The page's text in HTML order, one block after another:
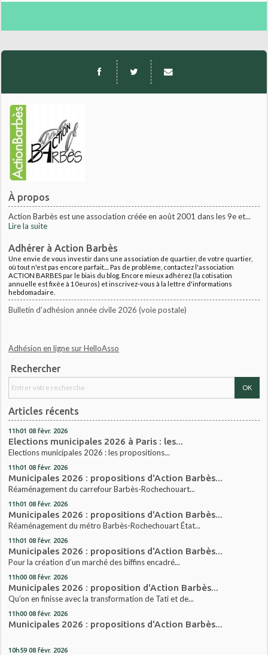
À propos
Action Barbès est une association créée en août 2001 dans les 9e et...
Lire la suite
Adhérer à Action Barbès
Une envie de vous investir dans une association de quartier, de votre quartier,
où tout n'est pas encore parfait.... Pas de problème, contactez l'association
ACTION BARBES par le biais du blog. Encore mieux adhérez (la cotisation
annuelle est fixée à 10euros) et inscrivez-vous à la lettre d'informations
hebdomadaire.
Bulletin d'adhésion année civile 2026 (voie postale)
Adhésion en ligne sur HelloAsso
Rechercher
Articles récents
11h01 08 févr. 2026
Elections municipales 2026 à Paris : les...
Elections municipales 2026 : les propositions...
11h01 08 févr. 2026
Municipales 2026 : propositions d'Action Barbès...
Réaménagement du carrefour Barbès-Rochechouart...
11h01 08 févr. 2026
Municipales 2026 : propositions d'Action Barbès...
Réaménagement du métro Barbès-Rochechouart État...
11h01 08 févr. 2026
Municipales 2026 : propositions d'Action Barbès...
Pour la création d’un marché des biffins encadré...
11h00 08 févr. 2026
Municipales 2026 : proposition d'Action Barbès...
Qu’on en finisse avec la transformation de Tati et de...
11h00 08 févr. 2026
Municipales 2026 : propositions d'Action Barbès...
10h59 08 févr. 2026